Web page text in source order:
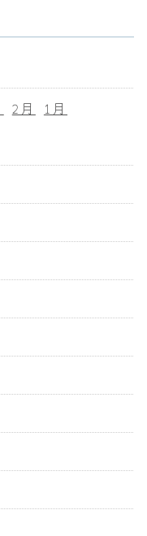
2月 1月